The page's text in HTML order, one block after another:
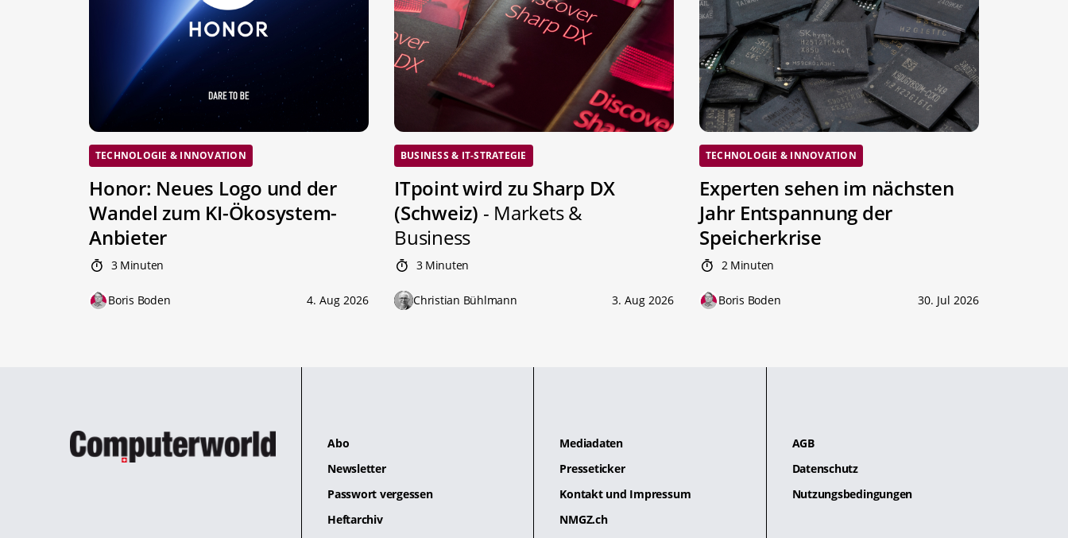
TECHNOLOGIE & INNOVATION
Honor: Neues Logo und der
Wandel zum KI-Ökosystem-
Anbieter
3 Minuten
Boris Boden 4. Aug 2026
BUSINESS & IT-STRATEGIE
ITpoint wird zu Sharp DX
(Schweiz) - Markets &
Business
3 Minuten
Christian Bühlmann 3. Aug 2026
TECHNOLOGIE & INNOVATION
Experten sehen im nächsten
Jahr Entspannung der
Speicherkrise
2 Minuten
Boris Boden 30. Jul 2026
Abo
Newsletter
Passwort vergessen
Heftarchiv
Mediadaten
Presseticker
Kontakt und Impressum
NMGZ.ch
AGB
Datenschutz
Nutzungsbedingungen